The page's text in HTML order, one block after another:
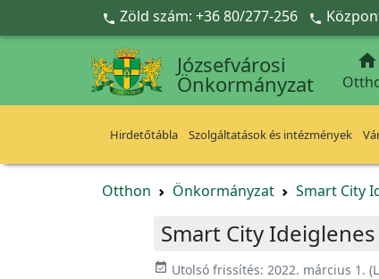
Ugrás a fő tartalomra
 Zöld szám: +36 80/277-256 
Józsefvárosi
Önkormányzat

Hirdetőtábla Szolgáltatások és intézmények
Otthon Önkormányzat Smart City
Smart City
event_available Utolsó frissítés: 2022. március 1.